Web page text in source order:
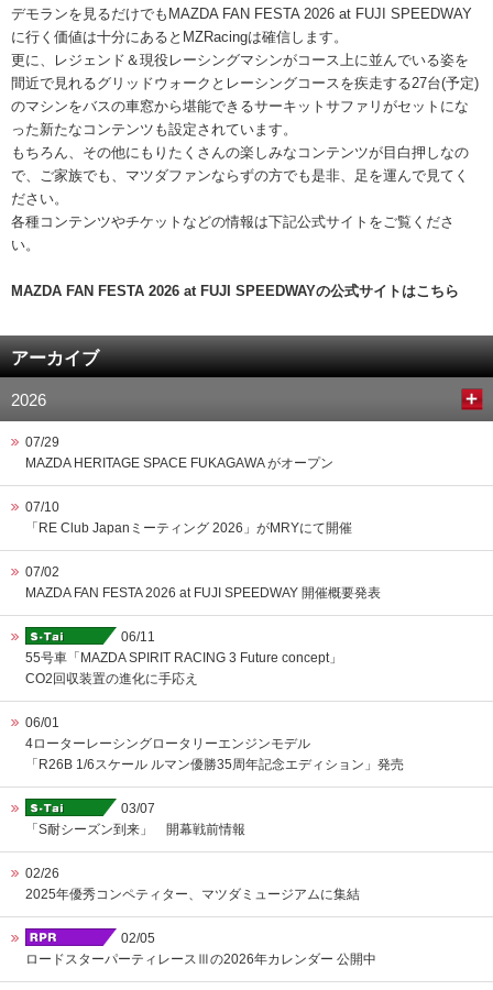
デモランを見るだけでもMAZDA FAN FESTA 2026 at FUJI SPEEDWAY
に行く価値は十分にあるとMZRacingは確信します。
更に、レジェンド＆現役レーシングマシンがコース上に並んでいる姿を
間近で見れるグリッドウォークとレーシングコースを疾走する27台(予定)
のマシンをバスの車窓から堪能できるサーキットサファリがセットにな
った新たなコンテンツも設定されています。
もちろん、その他にもりたくさんの楽しみなコンテンツが目白押しなの
で、ご家族でも、マツダファンならずの方でも是非、足を運んで見てく
ださい。
各種コンテンツやチケットなどの情報は下記公式サイトをご覧くださ
い。
MAZDA FAN FESTA 2026 at FUJI SPEEDWAYの公式サイトはこちら
アーカイブ
2026
07/29
MAZDA HERITAGE SPACE FUKAGAWA がオープン
07/10
「RE Club Japanミーティング 2026」がMRYにて開催
07/02
MAZDA FAN FESTA 2026 at FUJI SPEEDWAY 開催概要発表
06/11
55号車「MAZDA SPIRIT RACING 3 Future concept」
CO2回収装置の進化に手応え
06/01
4ローターレーシングロータリーエンジンモデル
「R26B 1/6スケール ルマン優勝35周年記念エディション」発売
03/07
「S耐シーズン到来」 開幕戦前情報
02/26
2025年優秀コンペティター、マツダミュージアムに集結
02/05
ロードスターパーティレースⅢの2026年カレンダー 公開中